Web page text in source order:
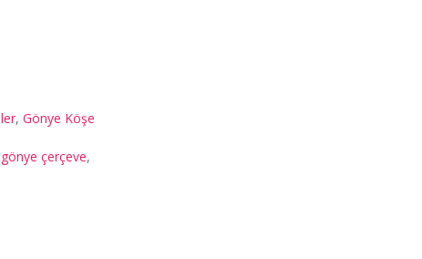
, Gönye Köşe
çerçeve,